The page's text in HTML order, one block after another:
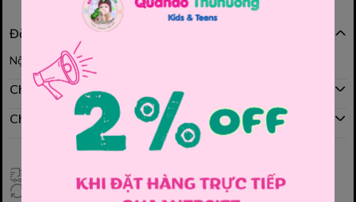
Đặc điểm nổi bật
Nội dung đang được cập nhật
Chính sách mua hàng
Chính sách đổi hàng
Giao hàng toàn quốc
Đổi hàng 3 ngày (HCM), 7 ngày (Tỉnh)